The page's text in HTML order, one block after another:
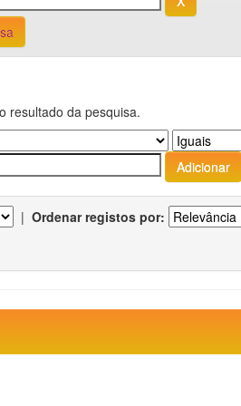
resultado da pesquisa.
| Ordenar registos por: